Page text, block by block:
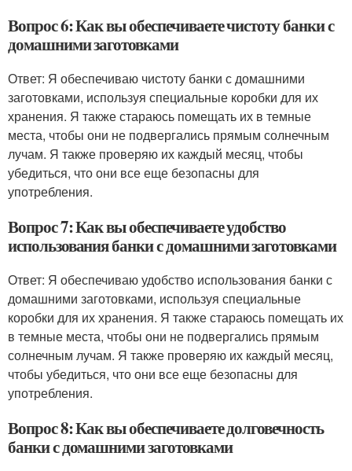
Вопрос 6: Как вы обеспечиваете чистоту банки с
домашними заготовками
Ответ: Я обеспечиваю чистоту банки с домашними
заготовками, используя специальные коробки для их
хранения. Я также стараюсь помещать их в темные
места, чтобы они не подвергались прямым солнечным
лучам. Я также проверяю их каждый месяц, чтобы
убедиться, что они все еще безопасны для
употребления.
Вопрос 7: Как вы обеспечиваете удобство
использования банки с домашними заготовками
Ответ: Я обеспечиваю удобство использования банки с
домашними заготовками, используя специальные
коробки для их хранения. Я также стараюсь помещать их
в темные места, чтобы они не подвергались прямым
солнечным лучам. Я также проверяю их каждый месяц,
чтобы убедиться, что они все еще безопасны для
употребления.
Вопрос 8: Как вы обеспечиваете долговечность
банки с домашними заготовками